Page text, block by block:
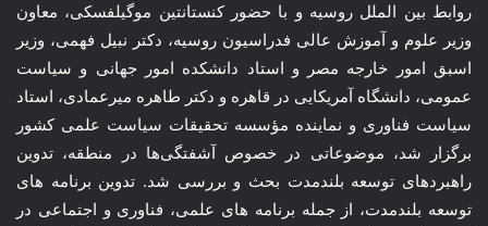
روابط بین الملل روسیه و با حضور کنستانتین موگیلفسکی، معاون
وزیر علوم و آموزش عالی فدراسیون روسیه، دکتر نبیل فهمی، وزیر
اسبق امور خارجه مصر و استاد دانشکده امور جهانی و سیاست
عمومی، دانشگاه آمریکایی در قاهره و دکتر طاهره میرعمادی، استاد
سیاست فناوری و نماینده مؤسسه تحقیقات سیاست علمی کشور
برگزار شد، موضوعاتی در خصوص آشفتگی‌ها در منطقه، تدوین
راهبردهای توسعه بلندمدت بحث و بررسی شد. تدوین برنامه های
توسعه بلندمدت، از جمله برنامه های علمی، فناوری و اجتماعی در